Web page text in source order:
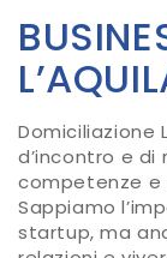
Domiciliazione
d’incontro e
competenze e
Sappiamo
startup, ma